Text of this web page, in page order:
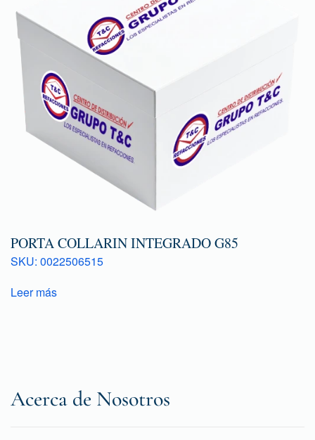
PORTA COLLARIN INTEGRADO G85
SKU: 0022506515
Leer más
Acerca de Nosotros